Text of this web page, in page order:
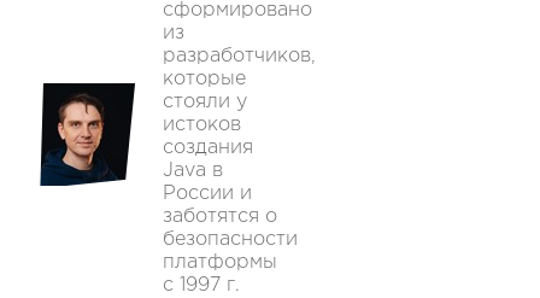
сформировано
из
разработчиков,
которые
стояли у
истоков
создания
Java в
России и
заботятся о
безопасности
платформы
с 1997 г.